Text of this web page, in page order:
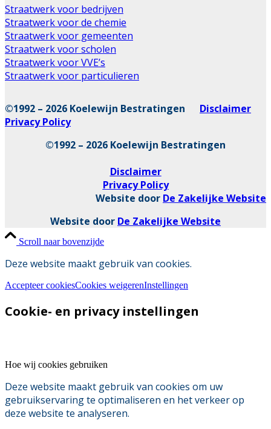
Straatwerk voor bedrijven
Straatwerk voor de chemie
Straatwerk voor gemeenten
Straatwerk voor scholen
Straatwerk voor VVE’s
Straatwerk voor particulieren
©1992 – 2026 Koelewijn Bestratingen Disclaimer
Privacy Policy
©1992 – 2026 Koelewijn Bestratingen
Disclaimer
Privacy Policy
Website door De Zakelijke Website
Website door De Zakelijke Website
Scroll naar bovenzijde
Deze website maakt gebruik van cookies.
Accepteer cookiesCookies weigerenInstellingen
Cookie- en privacy instellingen
Hoe wij cookies gebruiken
Deze website maakt gebruik van cookies om uw
gebruikservaring te optimaliseren en het verkeer op
deze website te analyseren.